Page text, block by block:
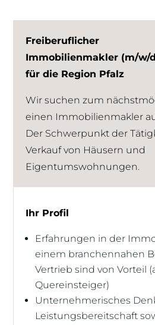
Freiberuflicher
Immobilienmakler (m/w/
für die Region Pfalz
Wir suchen zum
einen Immobilienmakler
Der Schwerpunkt der
Verkauf von Häusern und
Eigentumswohnungen.
Ihr Profil
Erfahrungen in der
einem branchennahen
Vertrieb sind von Vorteil
Quereinsteiger)
Unternehmerisches
Leistungsbereitschaft